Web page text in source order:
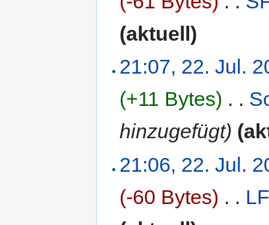
(aktuell)
21:07, 22. Jul.
(+11 Bytes) . .
hinzugefügt)
21:06, 22. Jul.
(-60 Bytes) . .